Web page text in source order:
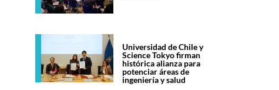
Universidad de Chile y
Science Tokyo firman
histórica alianza para
potenciar áreas de
ingeniería y salud